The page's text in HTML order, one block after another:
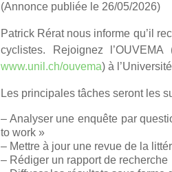
(Annonce publiée le 26/05/2026)
Patrick Rérat nous informe qu’il
cyclistes. Rejoignez
www.unil.ch/ouvema) à
Les principales tâches seront les
– Analyser une enquête par
to work »
– Mettre à jour une revue de la
– Rédiger un rapport de recherche